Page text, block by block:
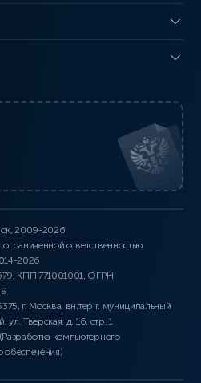
2009-2026
ответственностью
2026
КПП 771001001, ОГРН
г. Москва, вн.тер.г. муниципальный
ул. Тверская, д. 16, стр. 1
компьютерного